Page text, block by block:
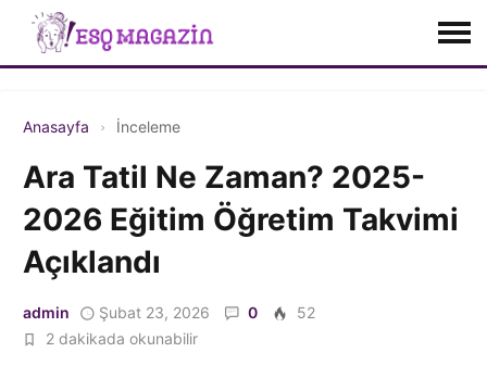
Anasayfa İnceleme
Ara Tatil Ne Zaman? 2025-
2026 Eğitim Öğretim Takvimi
Açıklandı
admin Şubat 23, 2026 0
52
2 dakikada okunabilir